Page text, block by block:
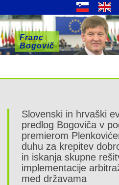
Franc
Bogovič
Franc
Bogovič
Franc
Bogovič
Slovenski in hrvaški
predlog Bogoviča v
premierom
duhu za krepitev
in iskanja skupne
implementacije
med državama